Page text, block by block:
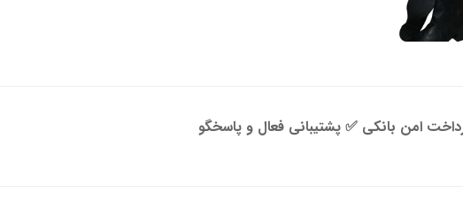
امن بانکی ✅ پشتیبانی فعال و پاسخگو